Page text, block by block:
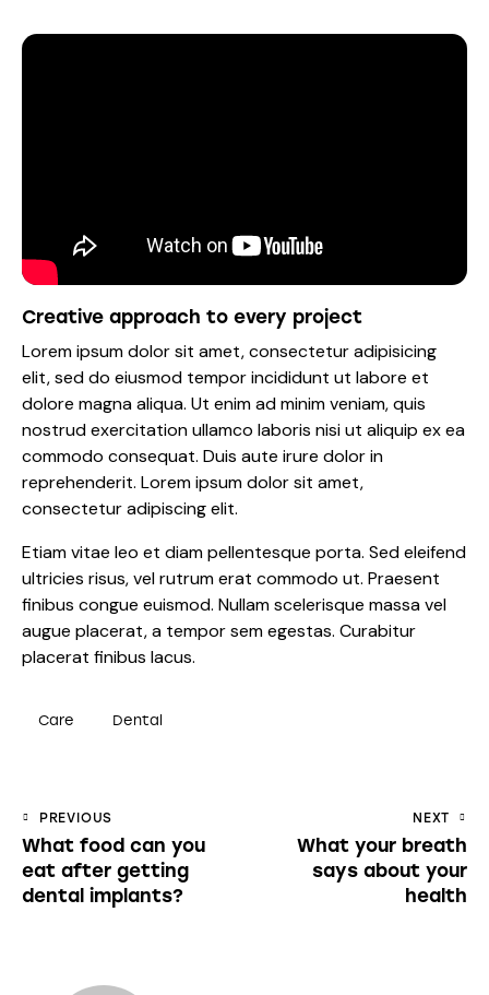
Creative approach to every project
Lorem ipsum dolor sit amet, consectetur adipisicing
elit, sed do eiusmod tempor incididunt ut labore et
dolore magna aliqua. Ut enim ad minim veniam, quis
nostrud exercitation ullamco laboris nisi ut aliquip ex ea
commodo consequat. Duis aute irure dolor in
reprehenderit. Lorem ipsum dolor sit amet,
consectetur adipiscing elit.
Etiam vitae leo et diam pellentesque porta. Sed eleifend
ultricies risus, vel rutrum erat commodo ut. Praesent
finibus congue euismod. Nullam scelerisque massa vel
augue placerat, a tempor sem egestas. Curabitur
placerat finibus lacus.
Care Dental
Navegação
de
artigos
PREVIOUS
What food can you
eat after getting
dental implants?
NEXT
What your breath
says about your
health